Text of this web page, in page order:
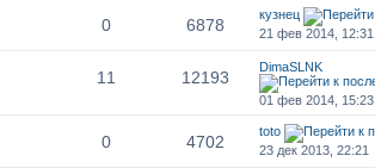
0 6878
кузнец
21 фев 2014, 12:31
11 12193
DimaSLNK
01 фев 2014, 15:23
0 4702
toto
23 дек 2013, 22:21